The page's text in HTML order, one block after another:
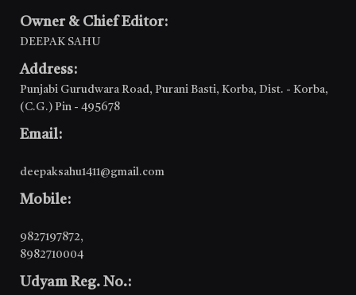
Owner & Chief Editor:
DEEPAK SAHU
Address:
Punjabi Gurudwara Road, Purani Basti, Korba, Dist. - Korba,
(C.G.) Pin - 495678
Email:
deepaksahu1411@gmail.com
Mobile:
9827197872,
8982710004
Udyam Reg. No.: